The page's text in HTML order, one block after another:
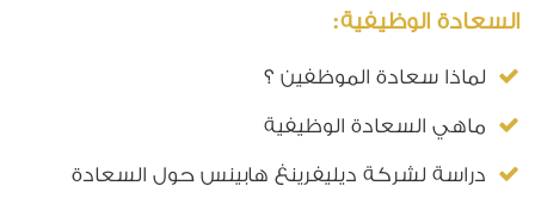
السعادة الوظيفية:
لماذا سعادة الموظفين ؟
ماهي السعادة الوظيفية
دراسة لشركة ديليفرينغ هابينس حول السعادة